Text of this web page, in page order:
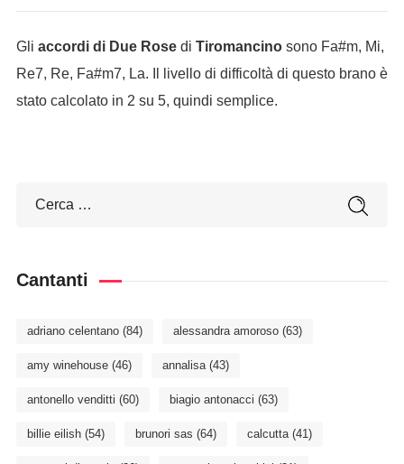
Gli accordi di Due Rosedi Tiromancinosono Fa#m, Mi,
Re7, Re, Fa#m7, La. Il livello di difficoltà di questo brano è
stato calcolato in 2 su 5, quindi semplice.
Cantanti
adriano celentano(84) alessandra amoroso(63)
amy winehouse(46) annalisa(43)
antonello venditti (60) biagio antonacci (63)
billie eilish(54) brunori sas (64) calcutta(41)